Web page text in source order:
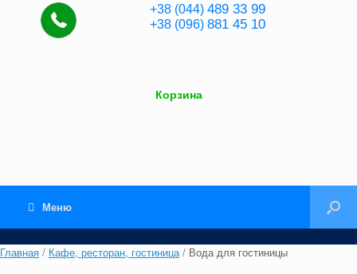
+38 (044) 489 33 99
+38 (096) 88145 10
Корзина
Меню
Главная / Кафе, ресторан, гостиница/ Вода для гостиницы